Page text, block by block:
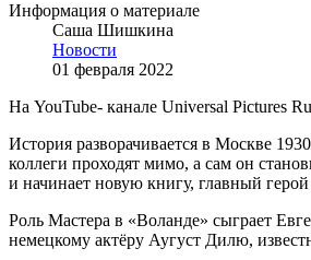
Информация о материале
Саша Шишкина
Новости
01 февраля 2022
На YouTube- канале Universal Pictures
История разворачивается в Москве
коллеги проходят мимо, а сам он
и начинает новую книгу, главный
Роль Мастера в «Воланде» сыграет
немецкому актёру Аугуст Дилю,